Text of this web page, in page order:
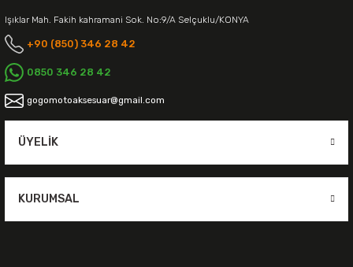
Işıklar Mah. Fakih kahramani Sok. No:9/A Selçuklu/KONYA
+90 (850) 346 28 42
0850 346 28 42
gogomotoaksesuar@gmail.com
ÜYELIK
KURUMSAL